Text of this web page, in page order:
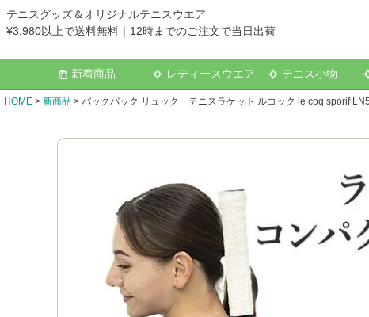
テニスグッズ＆オリジナルテニスウエア
¥3,980以上で送料無料｜12時までのご注文で当日出荷
新着商品 レディースウエア テニス小物
HOME 新商品 バックパック リュック テニスラケット ルコック le coq sporif